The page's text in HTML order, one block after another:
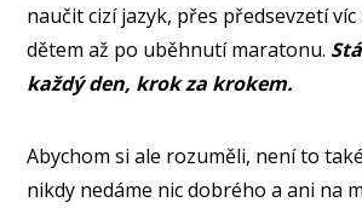
naučit cizí jazyk, přes předsevzetí
dětem až po uběhnutí maratonu.
každý den, krok za krokem.
Abychom si ale rozuměli, není to
nikdy nedáme nic dobrého a ani na